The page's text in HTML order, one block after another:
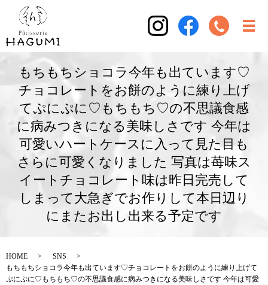
もちもちショコラ今年も出ています♡
チョコレートをお餅のように練り上げ
てぷにぷに♡もちもち♡の不思議食感
に病みつきになる美味しさです 今年は
可愛いハートケースに入って見た目も
さらに可愛くなりました 写真は苺味ス
イートチョコレート味は昨日完売して
しまって大急ぎでお作りして本日辺り
にまたお出し出来る予定です
HOME
SNS
もちもちショコラ今年も出ています♡チョコレートをお餅のように練り上げて
ぷにぷに♡もちもち♡の不思議食感に病みつきになる美味しさです 今年は可愛